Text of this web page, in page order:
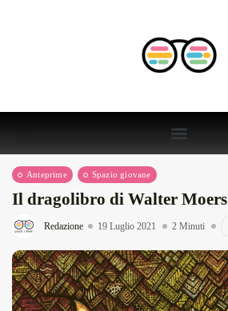
Anteprime Spazio giovane
Il dragolibro di Walter Moers
Redazione 19 Luglio 2021 2 Minuti